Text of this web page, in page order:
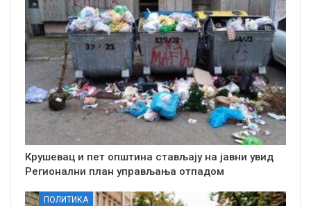
Крушевац и пет општина стављају на јавни увид
Регионални план управљања отпадом
ПОЛИТИКА